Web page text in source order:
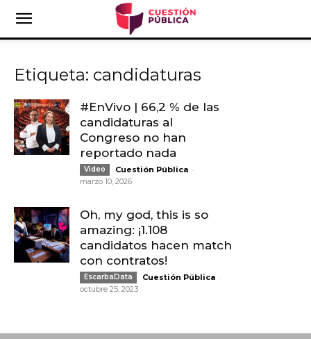
Etiqueta: candidaturas
#EnVivo | 66,2 % de las
candidaturas al
Congreso no han
reportado nada
Video Cuestión Pública -
marzo 10, 2026
Oh, my god, this is so
amazing: ¡1.108
candidatos hacen match
con contratos!
EscarbaData Cuestión Pública -
octubre 25, 2023